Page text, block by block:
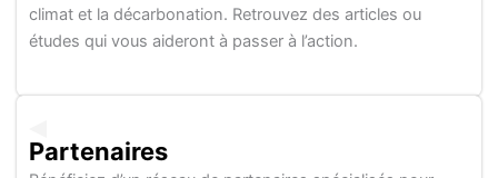
climat et la décarbonation. Retrouvez des articles ou
études qui vous aideront à passer à l’action.
Partenaires